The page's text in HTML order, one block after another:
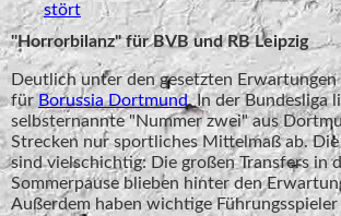
stört
"Horrorbilanz" für BVB und RB Leipzig
Deutlich unter den gesetzten Erwartungen
fürBorussia Dortmund. In der Bundesliga
selbsternannte "Nummer zwei" aus
Strecken nur sportliches Mittelmaß ab.
sind vielschichtig: Die großen Transfers in
Sommerpause blieben hinter den
Außerdem haben wichtige